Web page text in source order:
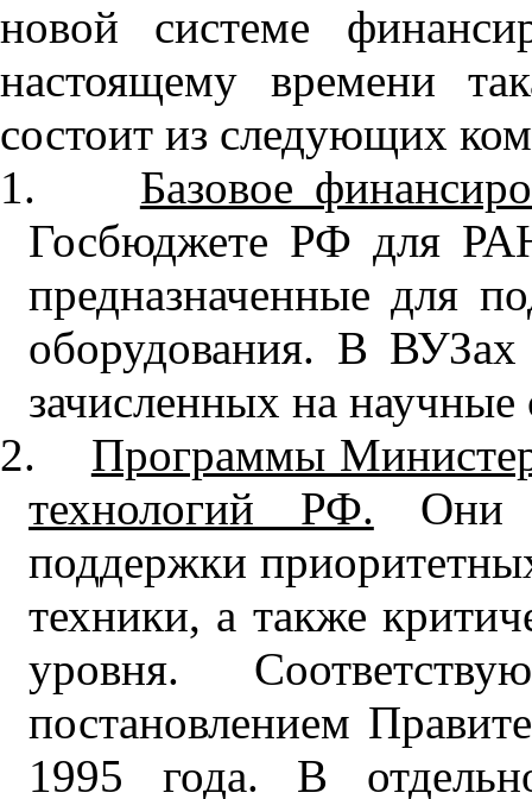
новой системе
настоящему времени
состоит из следующих
1.
Базовое
Госбюджете РФ для
предназначенные для
оборудования. В ВУЗах
зачисленных на научные
2.
Программы
технологий РФ. Они
поддержки
техники, а также
уровня.
постановлением
1995 года. В